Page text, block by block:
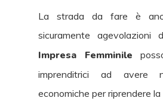
La strada da fare è
sicuramente agevolazioni
Impresa Femminile
imprenditrici ad avere
economiche per riprendere